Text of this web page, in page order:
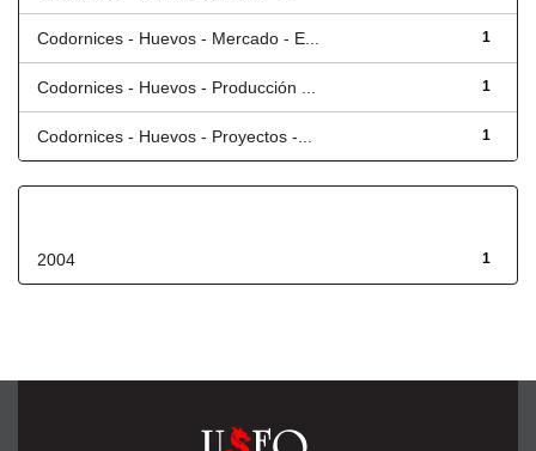
1
Codornices - Huevos - Mercado - E...
1
Codornices - Huevos - Producción ...
1
Codornices - Huevos - Proyectos -...
1
2004